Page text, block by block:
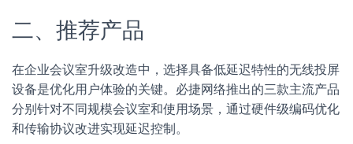
二、推荐产品
在企业会议室升级改造中，选择具备低延迟特性的无线投屏
设备是优化用户体验的关键。必捷网络推出的三款主流产品
分别针对不同规模会议室和使用场景，通过硬件级编码优化
和传输协议改进实现延迟控制。